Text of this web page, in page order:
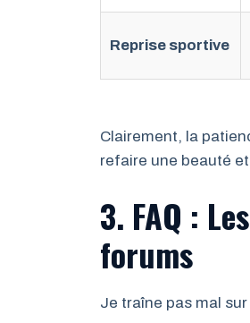
Reprise sportive
Clairement, la
refaire une beauté
3. FAQ :
forums
Je traîne pas mal sur